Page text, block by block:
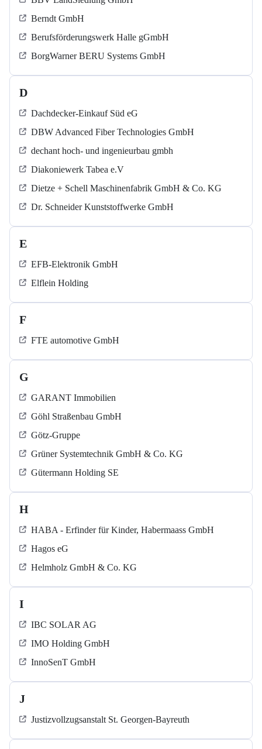
Berndt GmbH
Berufsförderungswerk Halle gGmbH
BorgWarner BERU Systems GmbH
D
Dachdecker-Einkauf Süd eG
DBW Advanced Fiber Technologies GmbH
dechant hoch- und ingenieurbau gmbh
Diakoniewerk Tabea e.V
Dietze + Schell Maschinenfabrik GmbH & Co. KG
Dr. Schneider Kunststoffwerke GmbH
E
EFB-Elektronik GmbH
Elflein Holding
F
FTE automotive GmbH
G
GARANT Immobilien
Göhl Straßenbau GmbH
Götz-Gruppe
Grüner Systemtechnik GmbH & Co. KG
Gütermann Holding SE
H
HABA - Erfinder für Kinder, Habermaass GmbH
Hagos eG
Helmholz GmbH & Co. KG
I
IBC SOLAR AG
IMO Holding GmbH
InnoSenT GmbH
J
Justizvollzugsanstalt St. Georgen-Bayreuth